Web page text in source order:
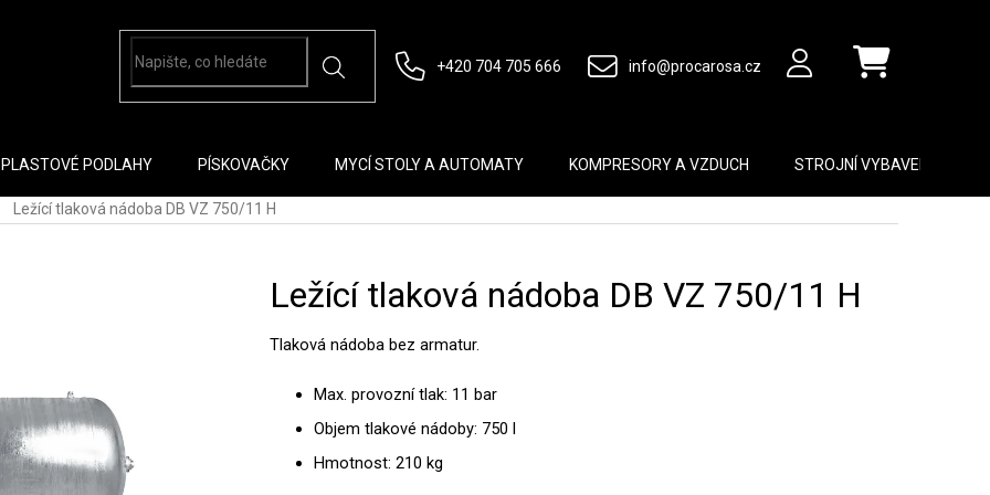
+420 704 705 666 info@procarosa.cz Nákupní košík
PLASTOVÉ PODLAHY PÍSKOVAČKY MYCÍ STOLY A AUTOMATY KOMPRESORY A VZDUCH STROJNÍ VYBAVENÍ
Ležící tlaková nádoba DB VZ 750/11 H
Ležící tlaková nádoba DB VZ 750/11 H
Tlaková nádoba bez armatur.
Max. provozní tlak: 11 bar
Objem tlakové nádoby: 750 l
Hmotnost: 210 kg